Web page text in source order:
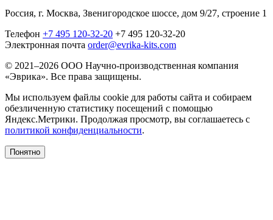
Россия, г. Москва, Звенигородское шоссе, дом 9/27, строение 1
Телефон +7 495 120-32-20 +7 495 120-32-20
Электронная почта order@evrika-kits.com
© 2021–2026 ООО Научно-производственная компания
«Эврика». Все права защищены.
Мы используем файлы cookie для работы сайта и собираем
обезличенную статистику посещений с помощью
Яндекс.Метрики. Продолжая просмотр, вы соглашаетесь с
политикой конфиденциальности.
Понятно